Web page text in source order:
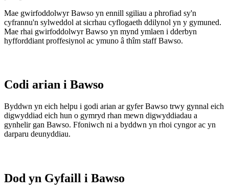
Mae gwirfoddolwyr Bawso yn ennill sgiliau a phrofiad sy'n
cyfrannu'n sylweddol at sicrhau cyflogaeth ddilynol yn y gymuned.
Mae rhai gwirfoddolwyr Bawso yn mynd ymlaen i dderbyn
hyfforddiant proffesiynol ac ymuno â thîm staff Bawso.
Codi arian i Bawso
Byddwn yn eich helpu i godi arian ar gyfer Bawso trwy gynnal eich
digwyddiad eich hun o gymryd rhan mewn digwyddiadau a
gynhelir gan Bawso. Ffoniwch ni a byddwn yn rhoi cyngor ac yn
darparu deunyddiau.
Dod yn Gyfaill i Bawso